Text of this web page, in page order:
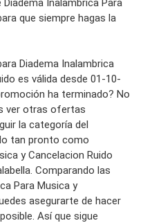
que siempre hagas la
Diadema Inalambrica
es válida desde 01-10-
ha terminado? No
ver otras ofertas
la categoría del
tan pronto como
y Cancelacion Ruido
Comparando las
Para Musica y
asegurarte de hacer
Así que sigue